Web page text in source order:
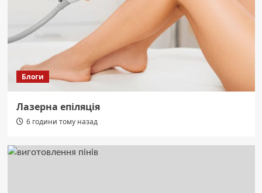
Блоги
Лазерна епіляція
6 години тому назад